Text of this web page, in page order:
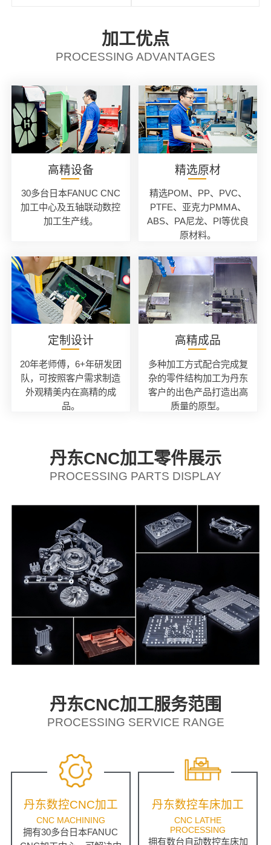
加工优点
PROCESSING ADVANTAGES
高精设备
30多台日本FANUC CNC
加工中心及五轴联动数控
加工生产线。
精选原材
精选POM、PP、PVC、
PTFE、亚克力PMMA、
ABS、PA尼龙、PI等优良
原材料。
定制设计
20年老师傅，6+年研发团
队，可按照客户需求制造
外观精美内在高精的成
品。
高精成品
多种加工方式配合完成复
杂的零件结构加工为丹东
客户的出色产品打造出高
质量的原型。
丹东CNC加工零件展示
PROCESSING PARTS DISPLAY
丹东CNC加工服务范围
PROCESSING SERVICE RANGE
丹东数控CNC加工
CNC MACHINING
拥有30多台日本FANUC
丹东数控车床加工
CNC LATHE
PROCESSING
拥有数台自动数控车床加